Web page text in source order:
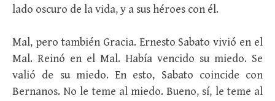
lado oscuro de la vida, y a sus héroes con él.
Mal, pero también Gracia. Ernesto Sabato vivió en el
Mal. Reinó en el Mal. Había vencido su miedo. Se
valió de su miedo. En esto, Sabato coincide con
Bernanos. No le teme al miedo. Bueno, sí, le teme al